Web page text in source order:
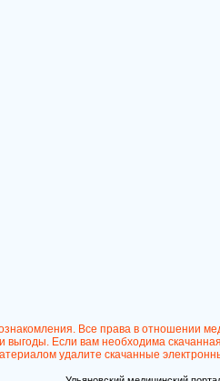
Все права в отношении
Если вам необходима
удалите скачанные